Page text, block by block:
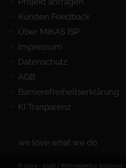
Kunden Feedback
Über MIKAS ISP
Impressum
Datenschutz
AGB
Barrierefreiheits­erklärung
KI Tranparenz
we love what we do
© 2004 - 2026 | Werbeagentur Salzburg -